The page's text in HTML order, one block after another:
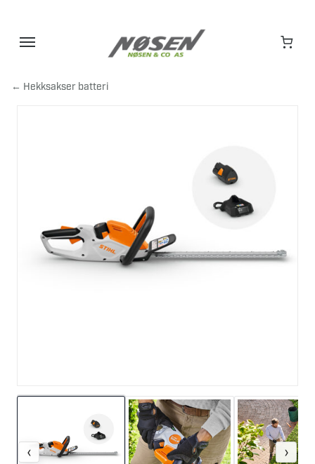
← Hekksakser batteri
‹ ›